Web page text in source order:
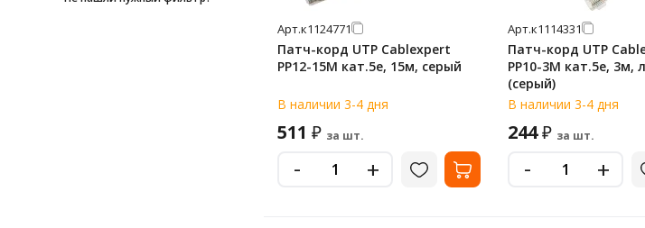
Арт.к1124771
Патч-корд UTP Cablexpert
PP12-15M кат.5e, 15м, серый
В наличии 3-4 дня
511 ₽ за шт.
- +
Арт.к1114331
Патч-корд UTP
PP10-3M кат.5e, 3м,
(серый)
В наличии 3-4 дня
244₽ за шт.
- +